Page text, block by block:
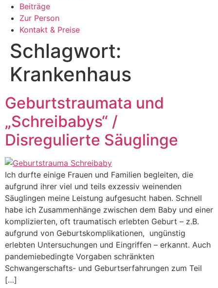
Beiträge
Zur Person
Kontakt & Preise
Schlagwort:
Krankenhaus
Geburtstraumata und
„Schreibabys“ /
Disregulierte Säuglinge
Ich durfte einige Frauen und Familien begleiten, die
aufgrund ihrer viel und teils exzessiv weinenden
Säuglingen meine Leistung aufgesucht haben. Schnell
habe ich Zusammenhänge zwischen dem Baby und einer
komplizierten, oft traumatisch erlebten Geburt – z.B.
aufgrund von Geburtskomplikationen, ungünstig
erlebten Untersuchungen und Eingriffen – erkannt. Auch
pandemiebedingte Vorgaben schränkten
Schwangerschafts- und Geburtserfahrungen zum Teil
[…]